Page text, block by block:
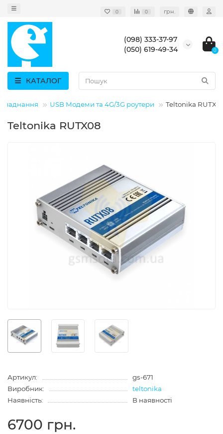
0 0 грн.
(098) 333-37-97
(050) 619-49-34
0
КАТАЛОГ
USB Модеми та 4G/3G роутери Teltonika
Teltonika RUTX08
Артикул:
gs-671
Виробник:
teltonika
Наявність:
В наявності
6700 грн.